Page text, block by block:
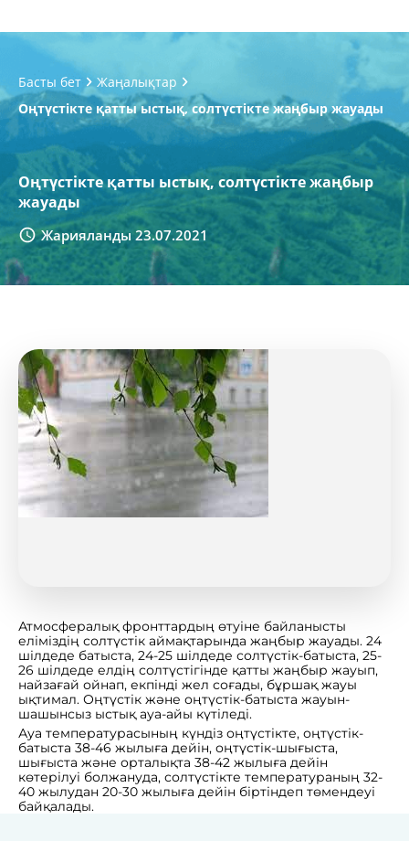
Басты бет
Жаңалықтар
Оңтүстікте қатты ыстық, солтүстікте жаңбыр жауады
Оңтүстікте қатты ыстық, солтүстікте жаңбыр
жауады
Жарияланды 23.07.2021
Атмосфералық фронттардың өтуіне байланысты
еліміздің солтүстік аймақтарында жаңбыр жауады. 24
шілдеде батыста, 24-25 шілдеде солтүстік-батыста, 25-
26 шілдеде елдің солтүстігінде қатты жаңбыр жауып,
найзағай ойнап, екпінді жел соғады, бұршақ жауы
ықтимал. Оңтүстік және оңтүстік-батыста жауын-
шашынсыз ыстық ауа-айы күтіледі.
Ауа температурасының күндіз оңтүстікте, оңтүстік-
батыста 38-46 жылыға дейін, оңтүстік-шығыста,
шығыста және орталықта 38-42 жылыға дейін
көтерілуі болжануда, солтүстікте температураның 32-
40 жылудан 20-30 жылыға дейін біртіндеп төмендеуі
байқалады.